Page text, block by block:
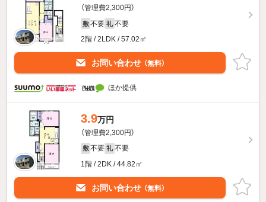
（管理費2,300円）
敷 不要 礼 不要
2階 / 2LDK / 57.02㎡
お問い合わせ （無料）
ほか提供
3.9万円
（管理費2,300円）
敷 不要 礼 不要
1階 / 2DK / 44.82㎡
お問い合わせ （無料）